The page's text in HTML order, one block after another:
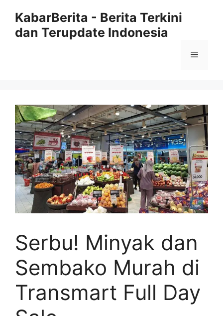
KabarBerita - Berita Terkini
dan Terupdate Indonesia
Menu
Serbu! Minyak dan
Sembako Murah di
Transmart Full Day